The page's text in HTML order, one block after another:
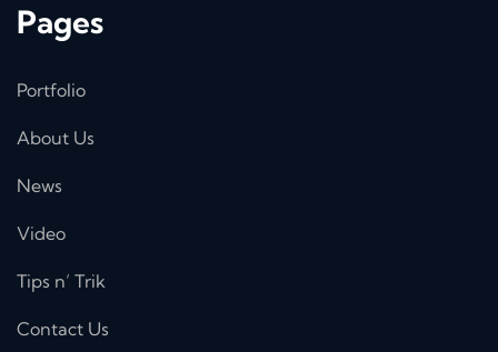
Pages
Portfolio
About Us
News
Video
Tips n’ Trik
Contact Us